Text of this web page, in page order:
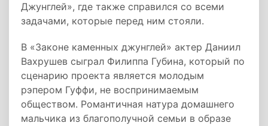
Джунглей», где также справился со всеми
задачами, которые перед ним стояли.
В «Законе каменных джунглей» актер Даниил
Вахрушев сыграл Филиппа Губина, который по
сценарию проекта является молодым
рэпером Гуффи, не воспринимаемым
обществом. Романтичная натура домашнего
мальчика из благополучной семьи в образе